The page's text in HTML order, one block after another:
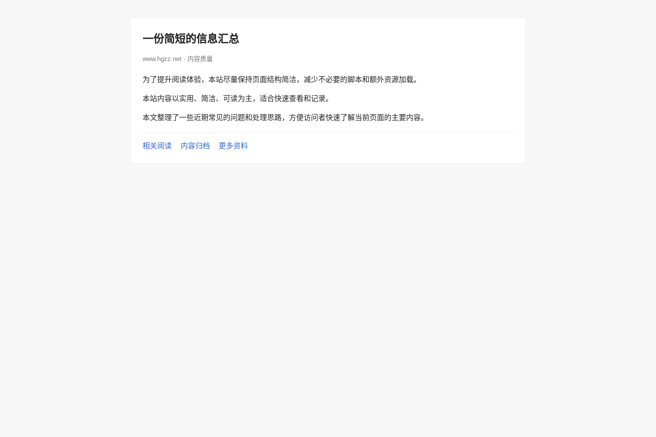
一份简短的信息汇总
www.hgzz.net · 内容质量
为了提升阅读体验，本站尽量保持页面结构简洁，减少不必要的脚本和额外资源加载。
本站内容以实用、简洁、可读为主，适合快速查看和记录。
本文整理了一些近期常见的问题和处理思路，方便访问者快速了解当前页面的主要内容。
相关阅读 内容归档 更多资料